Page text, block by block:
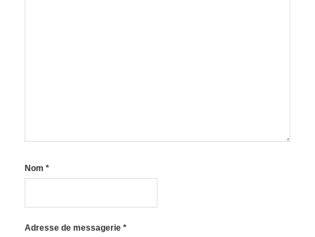
Nom *
Adresse de messagerie *